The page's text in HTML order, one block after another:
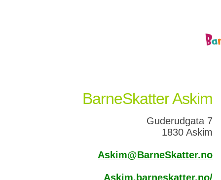
BarneSkatter Askim
Guderudgata 7
1830 Askim
Askim@BarneSkatter.no
Askim.barneskatter.no/